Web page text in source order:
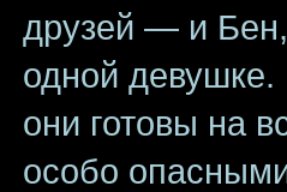
друзей — и
одной
они готовы на
особо